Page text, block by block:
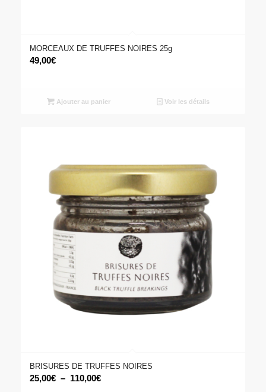
MORCEAUX DE TRUFFES NOIRES 25g
49,00€
Ajouter au panier Voir les détails
BRISURES DE TRUFFES NOIRES
25,00€ – 110,00€Plage